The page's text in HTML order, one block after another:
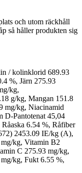
och utom räckhåll
så håller produkten sig
/ kolinklorid 689.93
%, Järn 275.93
kg,
g/kg, Mangan 151.8
mg/kg, Niacinamid
D-Pantotenat 45,04
6.54 %, Råfiber
2453.09 IE/kg (A),
kg, Vitamin B2
C 275.93 mg/kg,
kg, Fukt 6.55 %,